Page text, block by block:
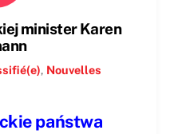
minister Karen
, Nouvelles
państwa